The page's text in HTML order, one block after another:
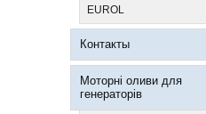
EUROL
Контакты
Моторні оливи для
генераторів